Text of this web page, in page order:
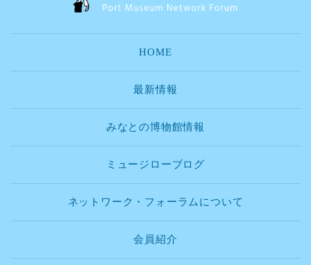
HOME
最新情報
みなとの博物館情報
ミュージローブログ
ネットワーク・フォーラムについて
会員紹介